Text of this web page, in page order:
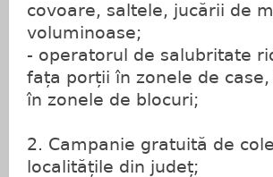
covoare, saltele, jucării de
voluminoase;
- operatorul de salubritate
fața porții în zonele de
în zonele de blocuri;
2. Campanie gratuită de
localitățile din județ;